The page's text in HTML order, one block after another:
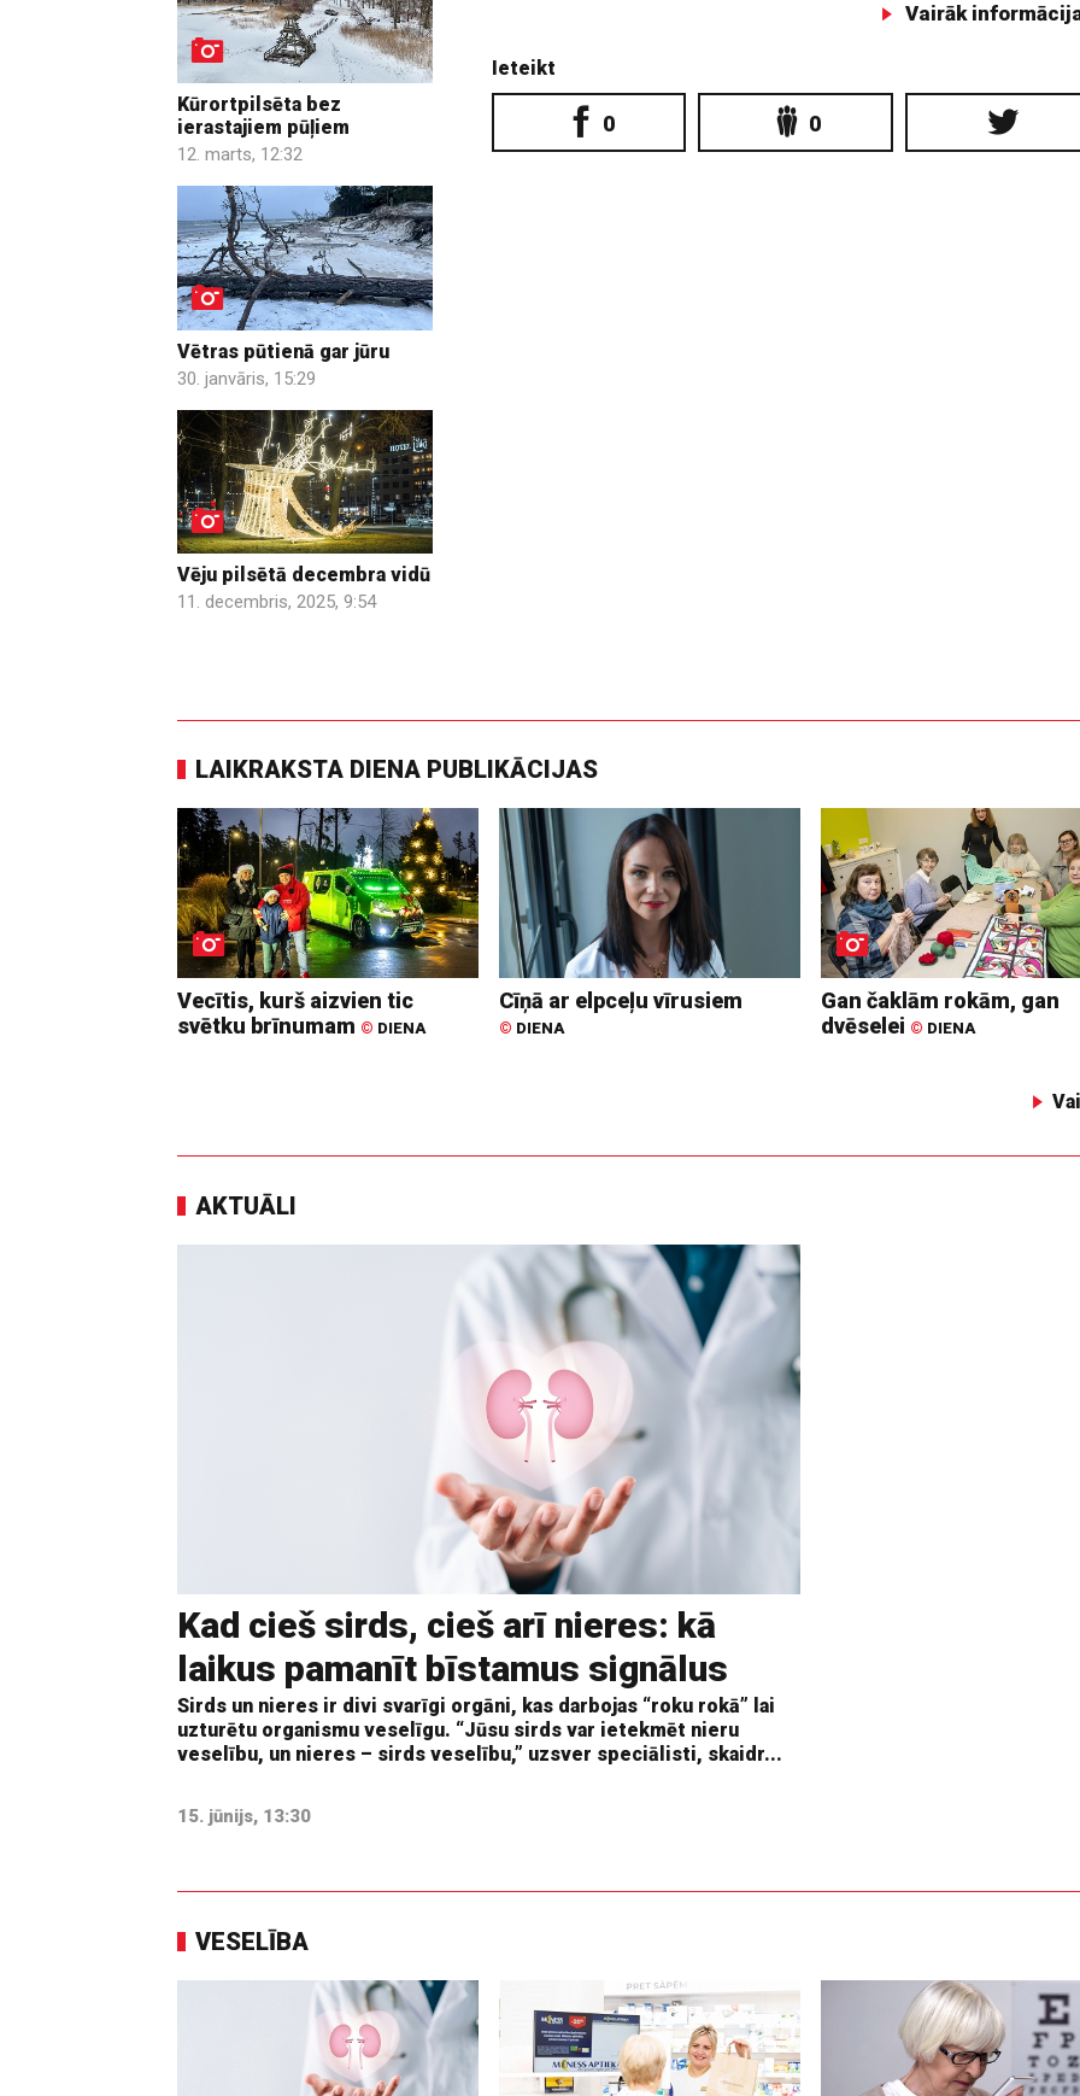
Kūrortpilsēta bez
ierastajiem pūļiem
12. marts, 12:32
Vētras pūtienā gar jūru
30. janvāris, 15:29
Vēju pilsētā decembra vidū
11. decembris, 2025, 9:54
Vairāk
Ieteikt
0 0
LAIKRAKSTA DIENA PUBLIKĀCIJAS
Vecītis, kurš aizvien tic
svētku brīnumam © DIENA
Cīņā ar elpceļu vīrusiem
© DIENA
Gan čaklām rokām, gan
dvēselei © DIENA
AKTUĀLI
Kad cieš sirds, cieš arī nieres: kā
laikus pamanīt bīstamus signālus
Sirds un nieres ir divi svarīgi orgāni, kas darbojas “roku rokā” lai
uzturētu organismu veselīgu. “Jūsu sirds var ietekmēt nieru
veselību, un nieres – sirds veselību,” uzsver speciālisti, skaidr...
15. jūnijs, 13:30
VESELĪBA